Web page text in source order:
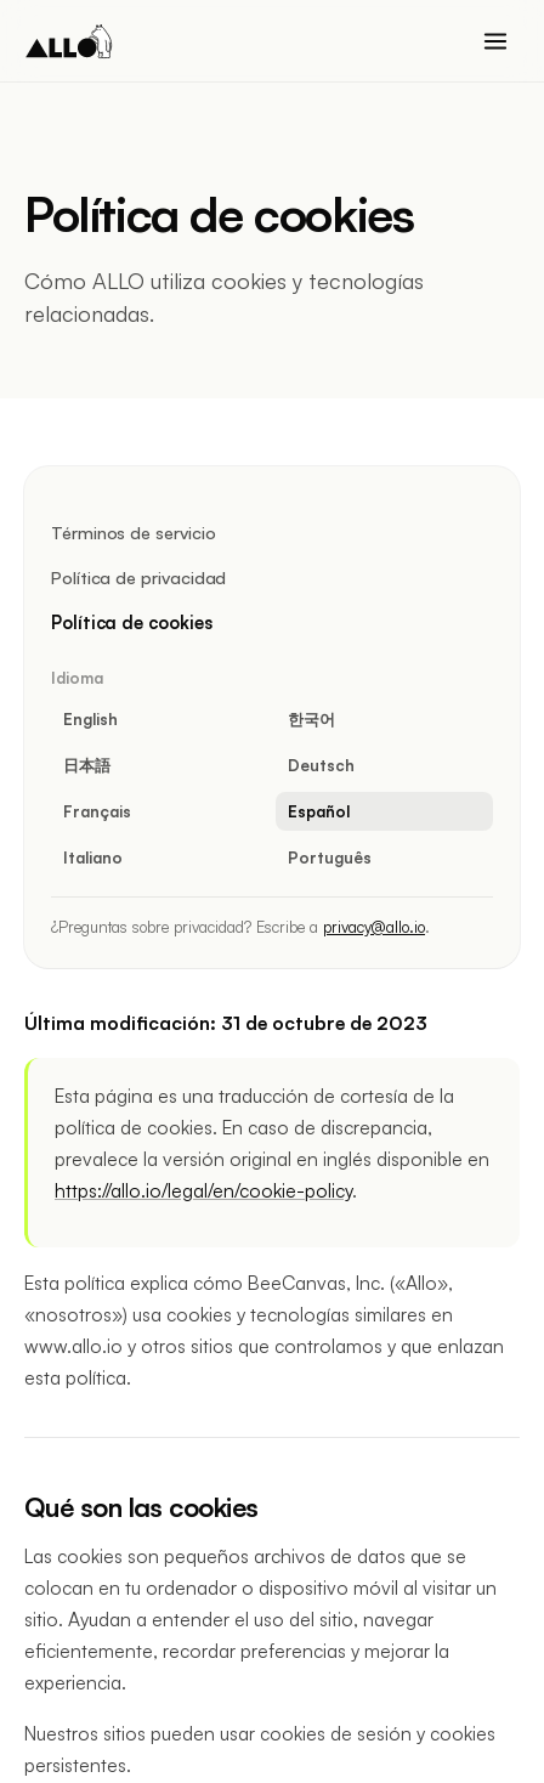
Política de cookies
Cómo ALLO utiliza cookies y tecnologías
relacionadas.
Última modificación: 31 de octubre de 2023
Esta página es una traducción de cortesía de la
política de cookies. En caso de discrepancia,
prevalece la versión original en inglés disponible en
https://allo.io/legal/en/cookie-policy.
Esta política explica cómo BeeCanvas, Inc. («Allo»,
«nosotros») usa cookies y tecnologías similares en
www.allo.io y otros sitios que controlamos y que enlazan
esta política.
Qué son las cookies
Las cookies son pequeños archivos de datos que se
colocan en tu ordenador o dispositivo móvil al visitar un
sitio. Ayudan a entender el uso del sitio, navegar
eficientemente, recordar preferencias y mejorar la
experiencia.
Nuestros sitios pueden usar cookies de sesión y cookies
persistentes.
Términos de servicio
Política de privacidad
Política de cookies
Idioma
English 한국어
日本語 Deutsch
Français Español
Italiano Português
¿Preguntas sobre privacidad? Escribe a privacy@allo.io.